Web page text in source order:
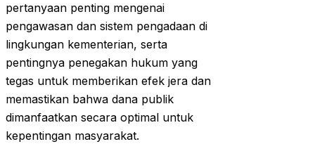
pertanyaan penting mengenai
pengawasan dan sistem pengadaan di
lingkungan kementerian, serta
pentingnya penegakan hukum yang
tegas untuk memberikan efek jera dan
memastikan bahwa dana publik
dimanfaatkan secara optimal untuk
kepentingan masyarakat.